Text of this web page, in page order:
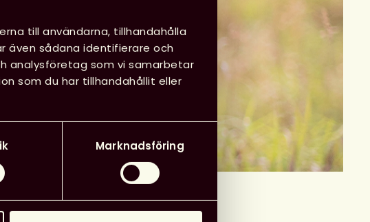
till användarna, tillhandahålla
även sådana identifierare och
analysföretag som vi samarbetar
som du har tillhandahållit eller
Marknadsföring